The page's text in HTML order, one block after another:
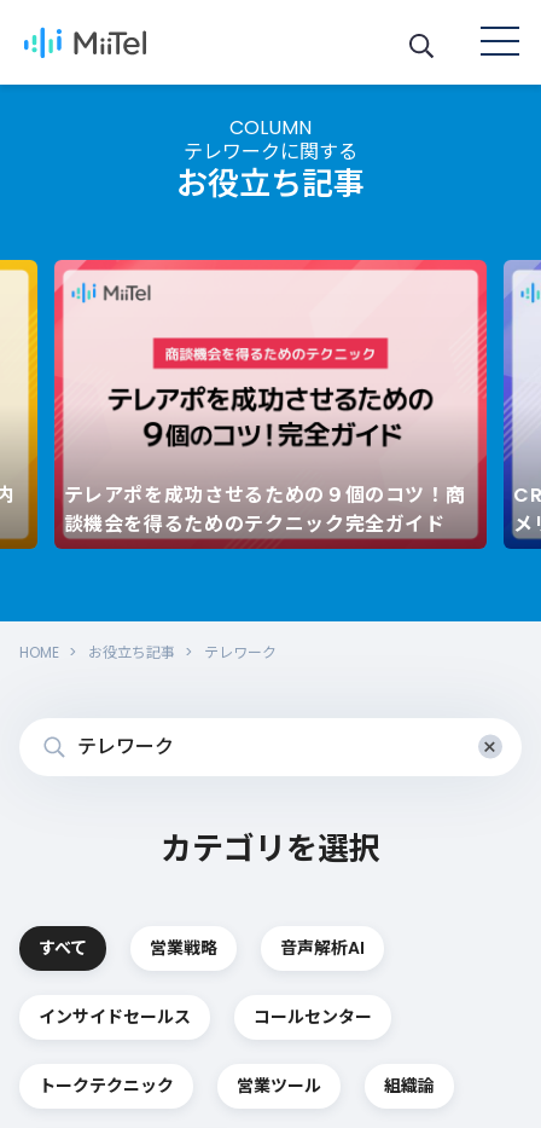
COLUMN
テレワークに関する
お役立ち記事
テレアポを成功させるための９個のコツ！商
談機会を得るためのテクニック完全ガイド
メ
Next
HOME お役立ち記事 テレワーク
×
カテゴリを選択
すべて 営業戦略 音声解析AI
インサイドセールス コールセンター
トークテクニック 営業ツール 組織論